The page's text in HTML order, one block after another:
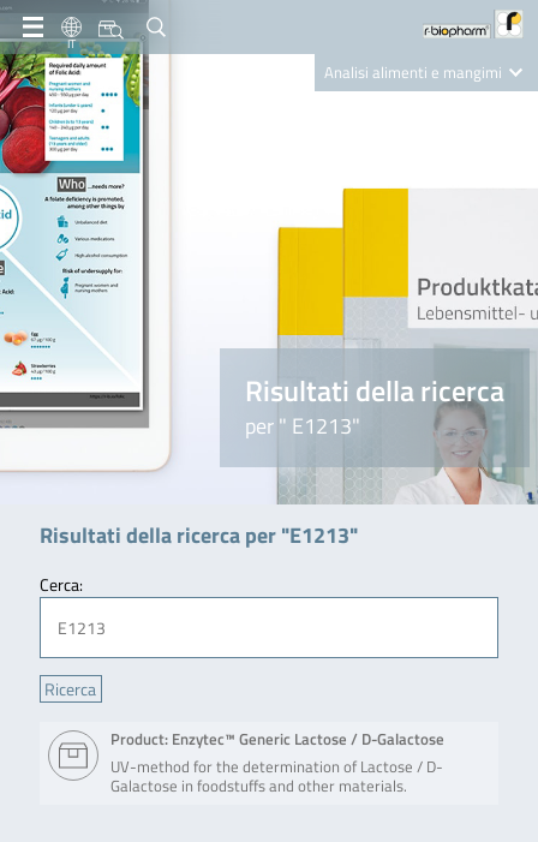
IT
Analisi alimenti e mangimi
Nutrition Care
Risultati della ricerca
per " E1213"
Risultati della ricerca per "E1213"
Cerca:
Product: Enzytec™ Generic Lactose / D-Galactose
UV-method for the determination of Lactose / D-
Galactose in foodstuffs and other materials.